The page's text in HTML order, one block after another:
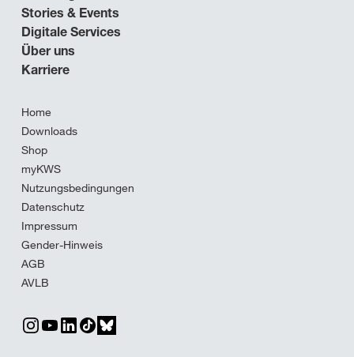
Stories & Events
Digitale Services
Über uns
Karriere
Home
Downloads
Shop
myKWS
Nutzungsbedingungen
Datenschutz
Impressum
Gender-Hinweis
AGB
AVLB